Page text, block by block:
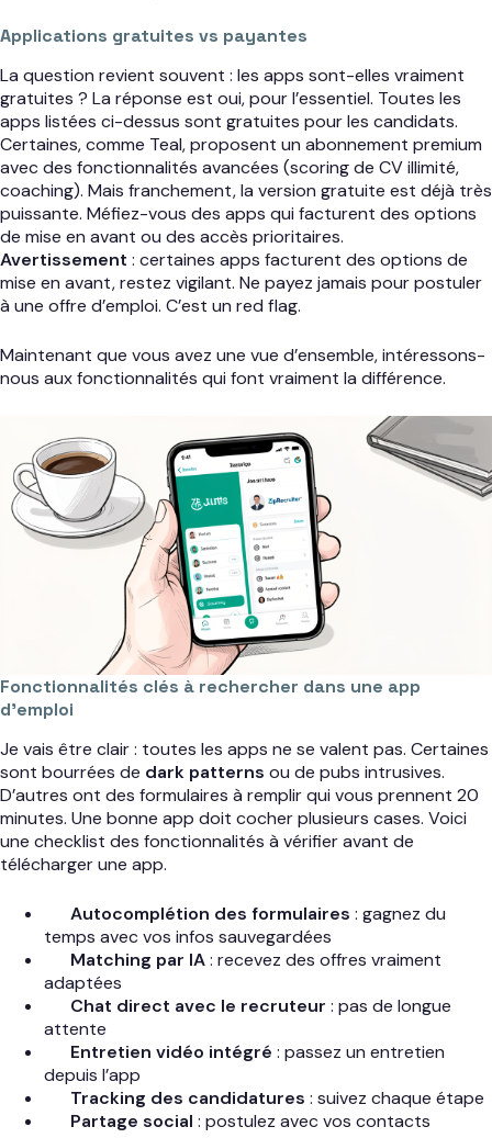
Applications gratuites vs payantes
La question revient souvent : les apps sont-elles vraiment
gratuites ? La réponse est oui, pour l’essentiel. Toutes les
apps listées ci-dessus sont gratuites pour les candidats.
Certaines, comme Teal, proposent un abonnement premium
avec des fonctionnalités avancées (scoring de CV illimité,
coaching). Mais franchement, la version gratuite est déjà très
puissante. Méfiez-vous des apps qui facturent des options
de mise en avant ou des accès prioritaires.
Avertissement : certaines apps facturent des options de
mise en avant, restez vigilant. Ne payez jamais pour postuler
à une offre d’emploi. C’est un red flag.
Maintenant que vous avez une vue d’ensemble, intéressons-
nous aux fonctionnalités qui font vraiment la différence.
Fonctionnalités clés à rechercher dans une app
d’emploi
Je vais être clair : toutes les apps ne se valent pas. Certaines
sont bourrées de dark patterns ou de pubs intrusives.
D’autres ont des formulaires à remplir qui vous prennent 20
minutes. Une bonne app doit cocher plusieurs cases. Voici
une checklist des fonctionnalités à vérifier avant de
télécharger une app.
Autocomplétion des formulaires : gagnez du
temps avec vos infos sauvegardées
Matching par IA: recevez des offres vraiment
adaptées
Chat direct avec le recruteur : pas de longue
attente
Entretien vidéo intégré : passez un entretien
depuis l’app
Tracking des candidatures : suivez chaque étape
Partage social : postulez avec vos contacts